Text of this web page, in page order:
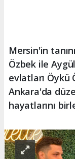
Mersin'in
Özbek ile
evlatları Öykü
Ankara'da
hayatlarını